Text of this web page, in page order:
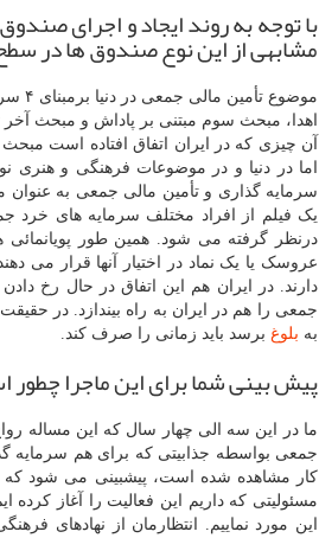
با توجه به روند ایجاد و اجرای
مشابهی از این نوع صندوق ها در
اهدا، مبحث سوم مبتنی بر پاداش و مبحث
آن چیزی که در ایران اتفاق افتاده است
اما در دنیا و در موضوعات فرهنگی و هنری
سرمایه گذاری و تأمین مالی جمعی به عنوان
یک فیلم از افراد مختلف سرمایه های خرد
درنظر گرفته می شود. همین طور پویانمائی
عروسک یا یک نماد در اختیار آنها قرار می
دارند. در ایران هم این اتفاق در حال رخ
جمعی را هم در ایران به راه بیندازد. در
به بلوغ برسد باید زمانی را صرف کند.
پیش بینی شما برای این ماجرا
ما در این سه الی چهار سال که این مساله
جمعی بواسطه جذابیتی که برای هم سرمایه
کار مشاهده شده است، پیشبینی می شود که
مسئولیتی که داریم این فعالیت را آغاز
این مورد نماییم. انتظارمان از نهادهای